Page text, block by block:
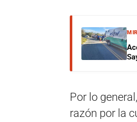
Por lo
razón por la